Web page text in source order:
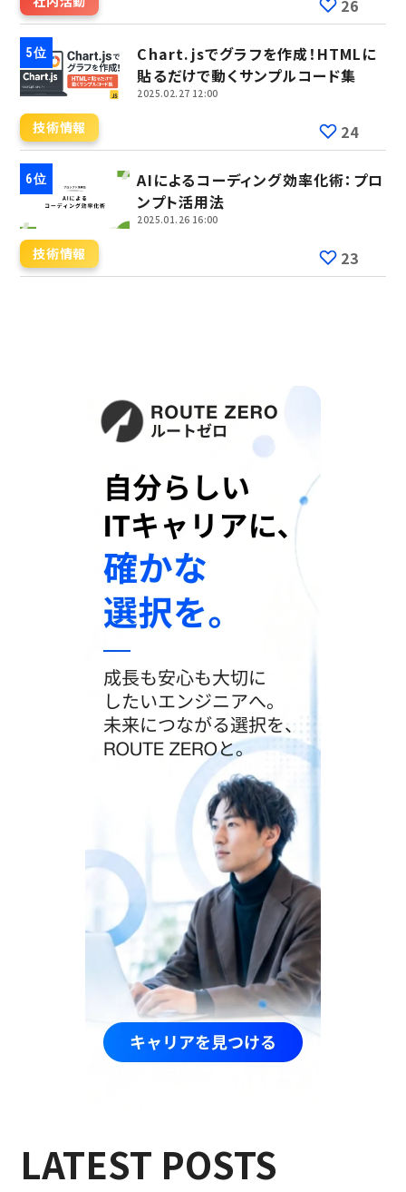
26
Chart.jsでグラフを作成！HTMLに
貼るだけで動くサンプルコード集
2025.02.27 12:00
技術情報 24
AIによるコーディング効率化術：プロ
ンプト活用法
2025.01.26 16:00
技術情報 23
LATEST POSTS